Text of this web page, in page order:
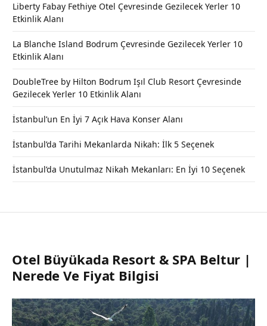
Liberty Fabay Fethiye Otel Çevresinde Gezilecek Yerler 10
Etkinlik Alanı
La Blanche Island Bodrum Çevresinde Gezilecek Yerler 10
Etkinlik Alanı
DoubleTree by Hilton Bodrum Işıl Club Resort Çevresinde
Gezilecek Yerler 10 Etkinlik Alanı
İstanbul’un En İyi 7 Açık Hava Konser Alanı
İstanbul’da Tarihi Mekanlarda Nikah: İlk 5 Seçenek
İstanbul’da Unutulmaz Nikah Mekanları: En İyi 10 Seçenek
Otel Büyükada Resort & SPA Beltur |
Nerede Ve Fiyat Bilgisi